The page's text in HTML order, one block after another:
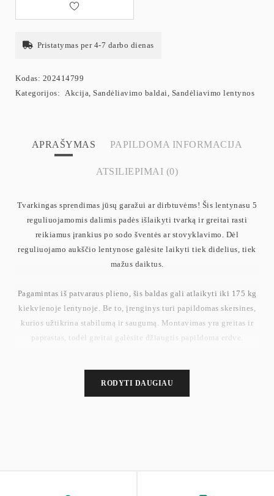
Pristatymas per 4-7 darbo dienas
Kodas: 202414799
Kategorijos: Akcija, Sandėliavimo baldai, Sandėliavimo lentynos
APRAŠYMAS PAPILDOMA INFORMACIJA
ATSILIEPIMAI (0)
Tvarkingas sprendimas jūsų garažui ar dirbtuvėms! Šis lentynasu 5
reguliuojamomis dalimis padės išlaikyti tvarką ir greitai rasti
reikiamus įrankius po sodo šventės ar stovyklavimo. Dėl
reguliuojamo aukščio lentynose galėsite laikyti tiek didelius, tiek
mažus daiktus.
Pagamintas iš patvaraus plieno, šis baldas gali atlaikyti iki 175 kg
kiekvienoje lentynoje. Be to, įrenginys turi papildomas skersines,
kurios užtikrina stabilumą ir saugumą. Montavimas yra greitas ir
paprastas, todėl greitai galėsite džiaugtis papildoma erdve.
patalpoms. Su šiuo Lagerregal viskas bus po ranka!
RODYTI DAUGIAU